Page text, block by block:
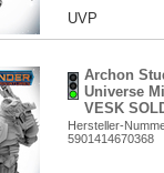
UVP
Archon
Universe
VESK
Hersteller-
5901414670368